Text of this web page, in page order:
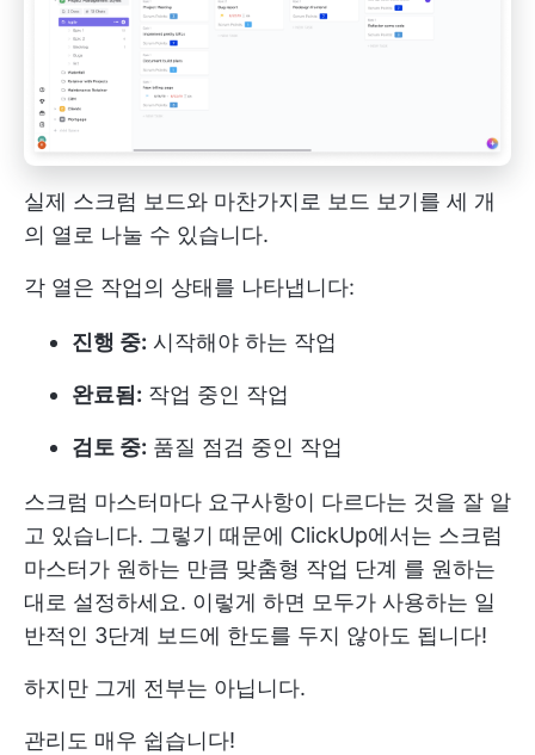
실제 스크럼 보드와 마찬가지로 보드 보기를 세 개
의 열로 나눌 수 있습니다.
각 열은 작업의 상태를 나타냅니다:
진행 중: 시작해야 하는 작업
완료됨: 작업 중인 작업
검토 중: 품질 점검 중인 작업
스크럼 마스터마다 요구사항이 다르다는 것을 잘 알
고 있습니다. 그렇기 때문에 ClickUp에서는 스크럼
마스터가 원하는 만큼 맞춤형 작업 단계 를 원하는
대로 설정하세요. 이렇게 하면 모두가 사용하는 일
반적인 3단계 보드에 한도를 두지 않아도 됩니다!
하지만 그게 전부는 아닙니다.
관리도 매우 쉽습니다!